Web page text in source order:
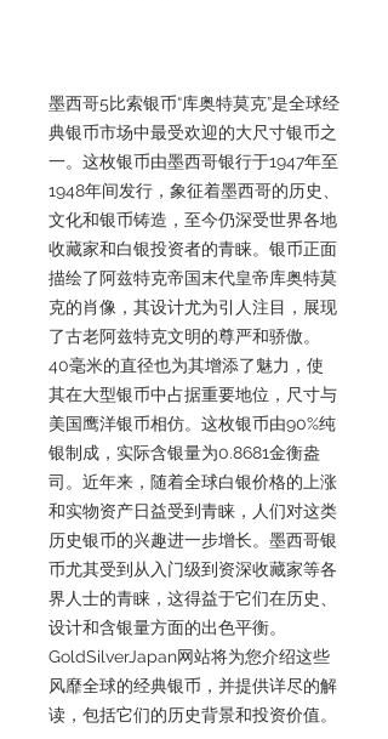
墨西哥5比索银币“库奥特莫克”是全球经
典银币市场中最受欢迎的大尺寸银币之
一。这枚银币由墨西哥银行于1947年至
1948年间发行，象征着墨西哥的历史、
文化和银币铸造，至今仍深受世界各地
收藏家和白银投资者的青睐。银币正面
描绘了阿兹特克帝国末代皇帝库奥特莫
克的肖像，其设计尤为引人注目，展现
了古老阿兹特克文明的尊严和骄傲。
40毫米的直径也为其增添了魅力，使
其在大型银币中占据重要地位，尺寸与
美国鹰洋银币相仿。这枚银币由90%纯
银制成，实际含银量为0.8681金衡盎
司。近年来，随着全球白银价格的上涨
和实物资产日益受到青睐，人们对这类
历史银币的兴趣进一步增长。墨西哥银
币尤其受到从入门级到资深收藏家等各
界人士的青睐，这得益于它们在历史、
设计和含银量方面的出色平衡。
GoldSilverJapan网站将为您介绍这些
风靡全球的经典银币，并提供详尽的解
读，包括它们的历史背景和投资价值。